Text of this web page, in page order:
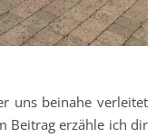
uns beinahe verleitet
Beitrag erzähle ich dir